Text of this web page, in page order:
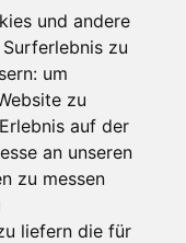
und andere
zu
um
zu
auf der
an unseren
zu messen
liefern die für